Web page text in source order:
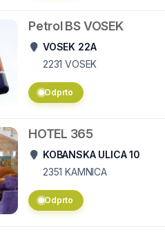
Petrol BS VOSEK
VOSEK 22A
2231 VOSEK
Odprto
HOTEL 365
KOBANSKA ULICA 10
2351 KAMNICA
Odprto